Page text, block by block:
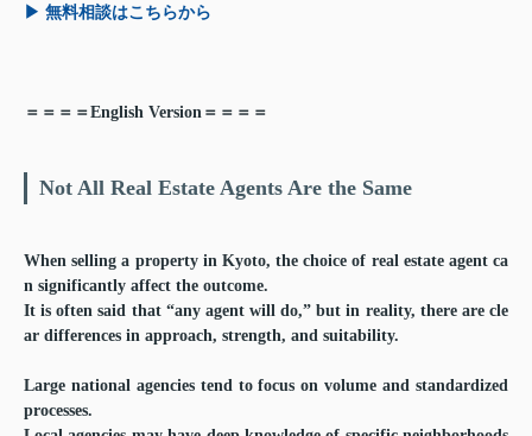
▶︎ 無料相談はこちらから
＝＝＝＝English Version＝＝＝＝
Not All Real Estate Agents Are the Same
When selling a property in Kyoto, the choice of real estate agent ca
n significantly affect the outcome.
It is often said that “any agent will do,” but in reality, there are cle
ar differences in approach, strength, and suitability.
Large national agencies tend to focus on volume and standardized
processes.